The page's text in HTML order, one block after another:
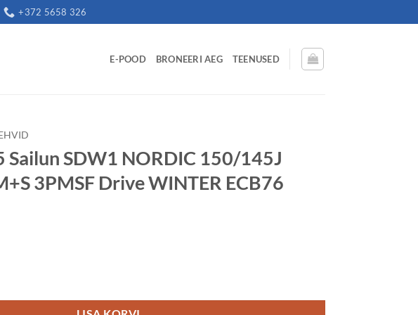
+372 5658 326
E-POOD BRONEERI AEG TEENUSED
SDW1 NORDIC 150/145J
3PMSF Drive WINTER ECB76